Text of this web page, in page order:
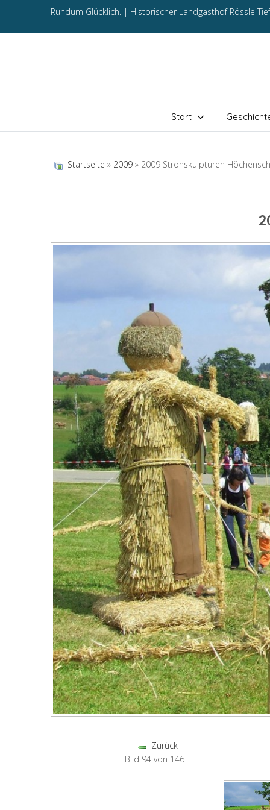
Rundum Glücklich. | Historischer Landgasthof Rössle
Start
Startseite » 2009 » 2009 Strohskulpturen
Zurück
Bild 94 von 146